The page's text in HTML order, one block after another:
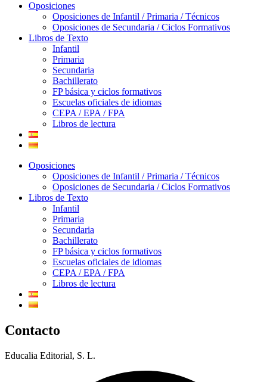
Oposiciones
Oposiciones de Infantil / Primaria / Técnicos
Oposiciones de Secundaria / Ciclos Formativos
Libros de Texto
Infantil
Primaria
Secundaria
Bachillerato
FP básica y ciclos formativos
Escuelas oficiales de idiomas
CEPA / EPA / FPA
Libros de lectura
Oposiciones
Oposiciones de Infantil / Primaria / Técnicos
Oposiciones de Secundaria / Ciclos Formativos
Libros de Texto
Infantil
Primaria
Secundaria
Bachillerato
FP básica y ciclos formativos
Escuelas oficiales de idiomas
CEPA / EPA / FPA
Libros de lectura
Contacto
Educalia Editorial, S. L.